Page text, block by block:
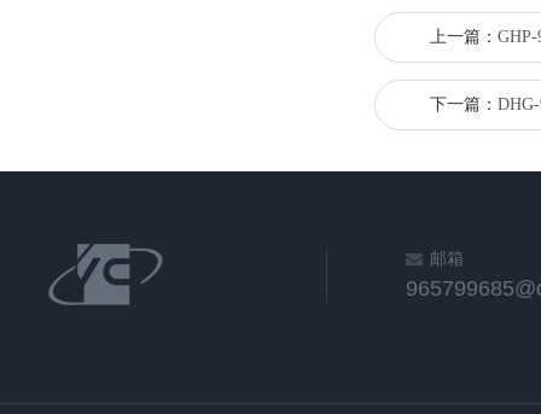
上一篇：
下一篇：
邮箱